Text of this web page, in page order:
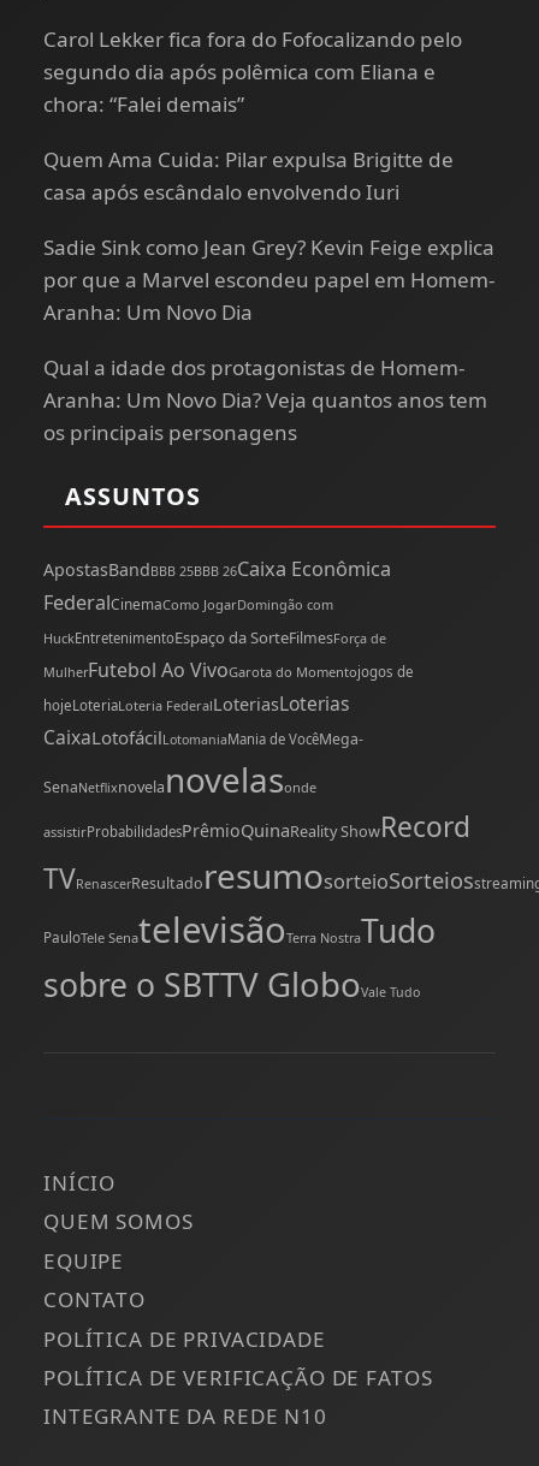
Carol Lekker fica fora do Fofocalizando pelo
segundo dia após polêmica com Eliana e
chora: “Falei demais”
Quem Ama Cuida: Pilar expulsa Brigitte de
casa após escândalo envolvendo Iuri
Sadie Sink como Jean Grey? Kevin Feige explica
por que a Marvel escondeu papel em Homem-
Aranha: Um Novo Dia
Qual a idade dos protagonistas de Homem-
Aranha: Um Novo Dia? Veja quantos anos tem
os principais personagens
ASSUNTOS
ApostasBandBBB 25BBB 26Caixa Econômica
FederalCinemaComo JogarDomingão com
HuckEntretenimentoEspaço da SorteFilmesForça de
MulherFutebol Ao VivoGarota do Momentojogos de
hojeLoteriaLoteria FederalLoteriasLoterias
CaixaLotofácilLotomaniaMania de VocêMega-
SenaNetflixnovelanovelasonde
assistirProbabilidadesPrêmioQuinaReality ShowRecord
TVRenascerResultadoresumosorteioSorteios
PauloTele SenatelevisãoTerra NostraTudo
sobre o SBTTV GloboVale Tudo
INÍCIO
QUEM SOMOS
EQUIPE
CONTATO
POLÍTICA DE PRIVACIDADE
POLÍTICA DE VERIFICAÇÃO DE FATOS
INTEGRANTE DA REDE N10